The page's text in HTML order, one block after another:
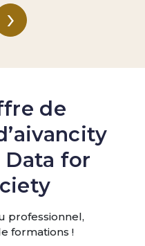
›
de
Data for
professionnel,
formations !